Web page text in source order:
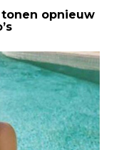
tonen opnieuw